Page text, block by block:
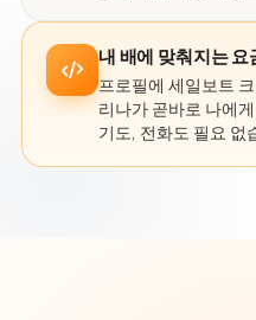
내 배에 맞춰지는 요
프로필에 세일보트
리나가 곧바로 나에
기도, 전화도 필요 없